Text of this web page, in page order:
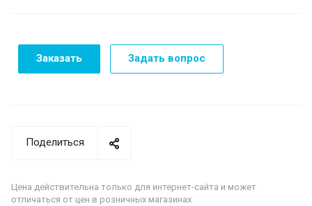
Заказать Задать вопрос
Поделиться
Цена действительна только для интернет-сайта и может
отличаться от цен в розничных магазинах